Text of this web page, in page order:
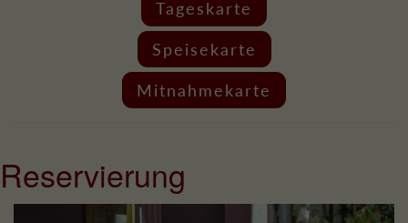
Tageskarte
Speisekarte
Mitnahmekarte
Reservierung